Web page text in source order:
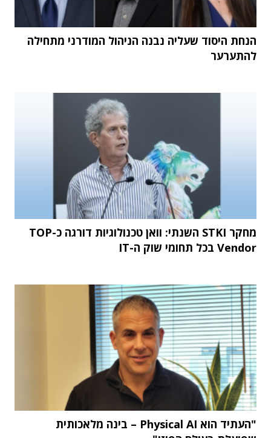
הנחת היסוד שעליה נבנה הניהול המודרני מתחילה
להתערער
מחקר STKI השנתי: וואן טכנולוגיות דורגה כ-TOP
Vendor בכל תחומי שוק ה-IT
"העתיד הוא Physical AI – בינה מלאכותית